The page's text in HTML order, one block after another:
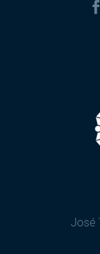
José